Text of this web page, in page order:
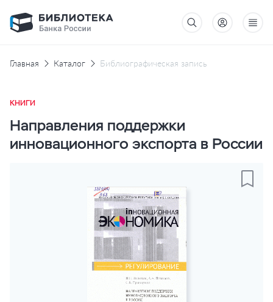
Главная Каталог Библиографическая запись
КНИГИ
Направления поддержки
инновационного экспорта в России